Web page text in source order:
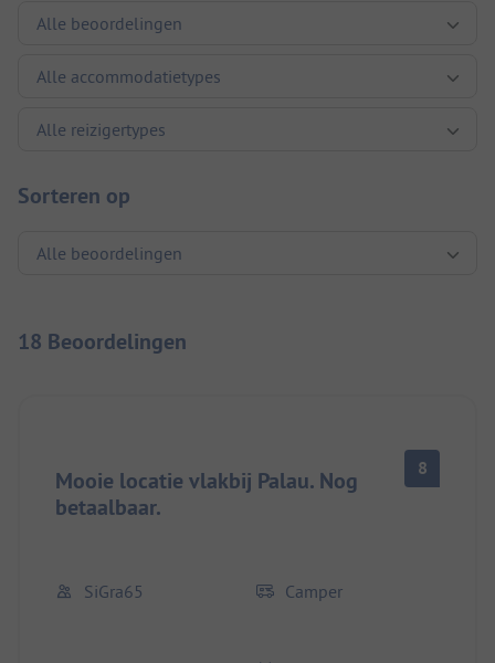
Sorteren op
18 Beoordelingen
Mooie locatie vlakbij Palau. Nog
betaalbaar.
8
SiGra65 Camper